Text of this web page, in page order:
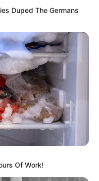
estrangulados y
en Medellín
de 62 años fue
en un
de Medellín
Duped The Germans
Of Work!